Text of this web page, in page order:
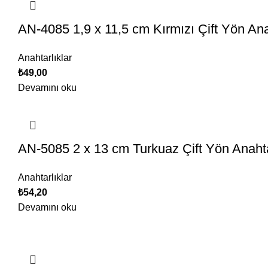
AN-4085 1,9 x 11,5 cm Kırmızı Çift Yön
Anahtarlıklar
₺49,00
Devamını oku
AN-5085 2 x 13 cm Turkuaz Çift Yön
Anahtarlıklar
₺54,20
Devamını oku